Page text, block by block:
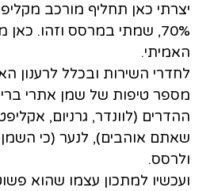
יצרתי כאן תחליף מורכב
70%, שמתי במרסס וזהו.
האמיתי.
לחדרי השירות ובכלל לרענון
מספר טיפות של שמן אתרי
ההדרים (לוונדר, גרניום,
שאתם אוהבים), לנער (כי
ולרסס.
ועכשיו למתכון עצמו שהוא